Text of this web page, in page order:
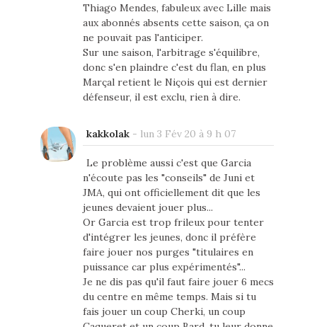
Thiago Mendes, fabuleux avec Lille mais
aux abonnés absents cette saison, ça on
ne pouvait pas l'anticiper.
Sur une saison, l'arbitrage s'équilibre,
donc s'en plaindre c'est du flan, en plus
Marçal retient le Niçois qui est dernier
défenseur, il est exclu, rien à dire.
kakkolak- lun 3 Fév 20 à 9 h 07
Le problème aussi c'est que Garcia
n'écoute pas les "conseils" de Juni et
JMA, qui ont officiellement dit que les
jeunes devaient jouer plus...
Or Garcia est trop frileux pour tenter
d'intégrer les jeunes, donc il préfère
faire jouer nos purges "titulaires en
puissance car plus expérimentés"...
Je ne dis pas qu'il faut faire jouer 6 mecs
du centre en même temps. Mais si tu
fais jouer un coup Cherki, un coup